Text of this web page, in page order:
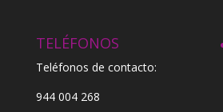
TELÉFONOS
Teléfonos de contacto:
944 004 268